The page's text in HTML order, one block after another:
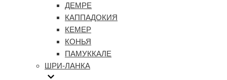
ДЕМРЕ
КАППАДОКИЯ
КЕМЕР
КОНЬЯ
ПАМУККАЛЕ
ШРИ-ЛАНКА